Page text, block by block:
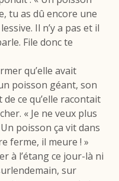
tu as dû encore une
Il n’y a pas et il
File donc te
qu’elle avait
poisson géant, son
ce qu’elle racontait
« Je ne veux plus
poisson ça vit dans
ferme, il meure ! »
à l’étang ce jour-là ni
sur